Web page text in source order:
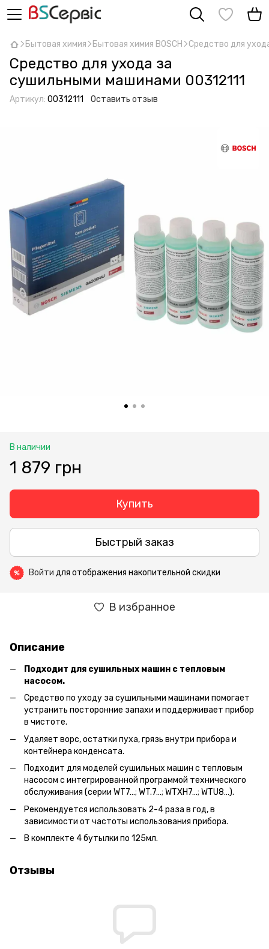
Бытовая химия Бытовая химия BOSCH Средство для
Средство для ухода за
сушильными машинами 00312111
Артикул: 00312111 Оставить отзыв
В наличии
1 879 грн
Купить
Быстрый заказ
% Войти для отображения накопительной скидки
В избранное
Описание
Подходит для сушильных машин с тепловым
насосом.
Средство по уходу за сушильными машинами помогает
устранить посторонние запахи и поддерживает прибор
в чистоте.
Удаляет ворс, остатки пуха, грязь внутри прибора и
контейнера конденсата.
Подходит для моделей сушильных машин с тепловым
насосом с интегрированной программой технического
обслуживания (серии WT7…; WT.7…; WTXH7…; WTU8…).
Рекомендуется использовать 2-4 раза в год, в
зависимости от частоты использования прибора.
В комплекте 4 бутылки по 125мл.
Отзывы